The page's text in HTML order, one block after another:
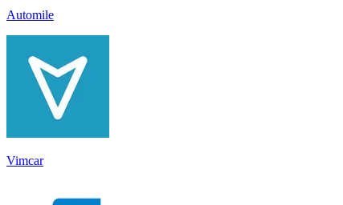
Automile
Vimcar